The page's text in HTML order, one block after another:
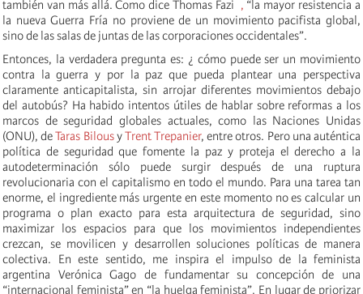
también van más allá. Como dice Thomas Fazi , “la mayor resistencia a
la nueva Guerra Fría no proviene de un movimiento pacifista global,
sino de las salas de juntas de las corporaciones occidentales”.
Entonces, la verdadera pregunta es: ¿ cómo puede ser un movimiento
contra la guerra y por la paz que pueda plantear una perspectiva
claramente anticapitalista, sin arrojar diferentes movimientos debajo
del autobús? Ha habido intentos útiles de hablar sobre reformas a los
marcos de seguridad globales actuales, como las Naciones Unidas
(ONU), deTaras BilousyTrent Trepanier, entre otros. Pero una auténtica
política de seguridad que fomente la paz y proteja el derecho a la
autodeterminación sólo puede surgir después de una ruptura
revolucionaria con el capitalismo en todo el mundo. Para una tarea tan
enorme, el ingrediente más urgente en este momento no es calcular un
programa o plan exacto para esta arquitectura de seguridad, sino
maximizar los espacios para que los movimientos independientes
crezcan, se movilicen y desarrollen soluciones políticas de manera
colectiva. En este sentido, me inspira el impulso de la feminista
argentina Verónica Gago de fundamentar su concepción de una
“internacional feminista” en “la huelga feminista”. En lugar de priorizar